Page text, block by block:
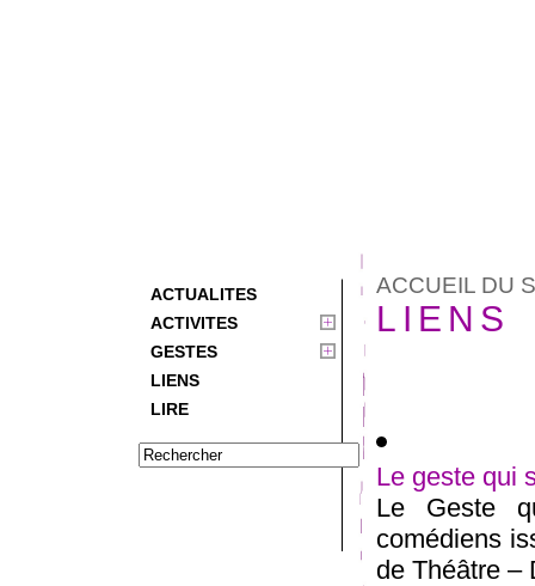
ACTUALITES
ACTIVITES
GESTES
LIENS
LIRE
ACCUEIL DU
LIENS
Le geste qui
Le Geste
comédiens
de Théâtre –